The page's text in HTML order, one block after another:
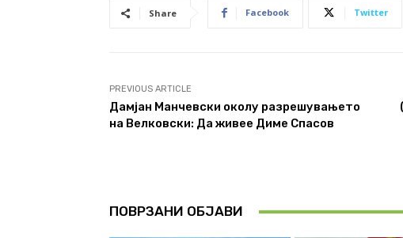
Share Facebook Twitter
PREVIOUS ARTICLE
Дамјан Манчевски околу разрешувањето
на Велковски: Да живее Диме Спасов
ПОВРЗАНИ ОБЈАВИ